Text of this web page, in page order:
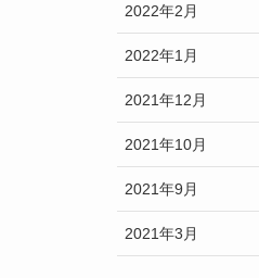
2022年2月
2022年1月
2021年12月
2021年10月
2021年9月
2021年3月